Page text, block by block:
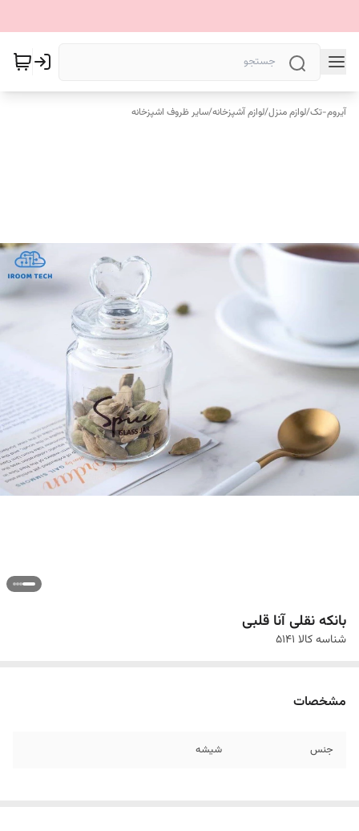
آیروم-تک/لوازم منزل/لوازم آشپزخانه/سایر ظروف اشپزخانه
بانکه نقلی آنا قلبی
شناسه کالا 5141
مشخصات
جنس شیشه